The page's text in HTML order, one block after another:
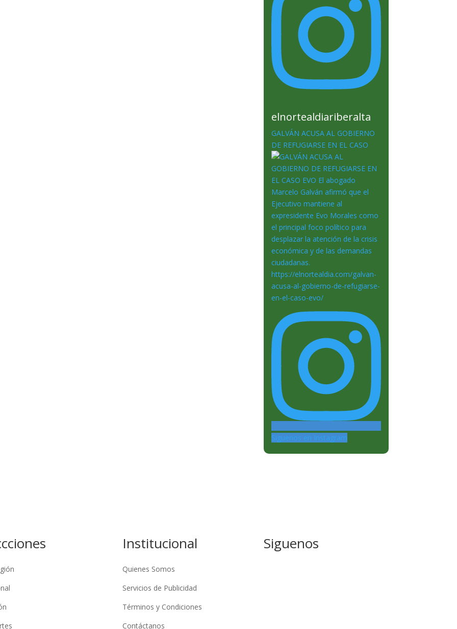
elnortealdiariberalta
GALVÁN ACUSA AL GOBIERNO
DE REFUGIARSE EN EL CASO
Siguenos en Instagram
Institucional
Quienes Somos
Servicios de Publicidad
Términos y Condiciones
Contáctanos
Siguenos